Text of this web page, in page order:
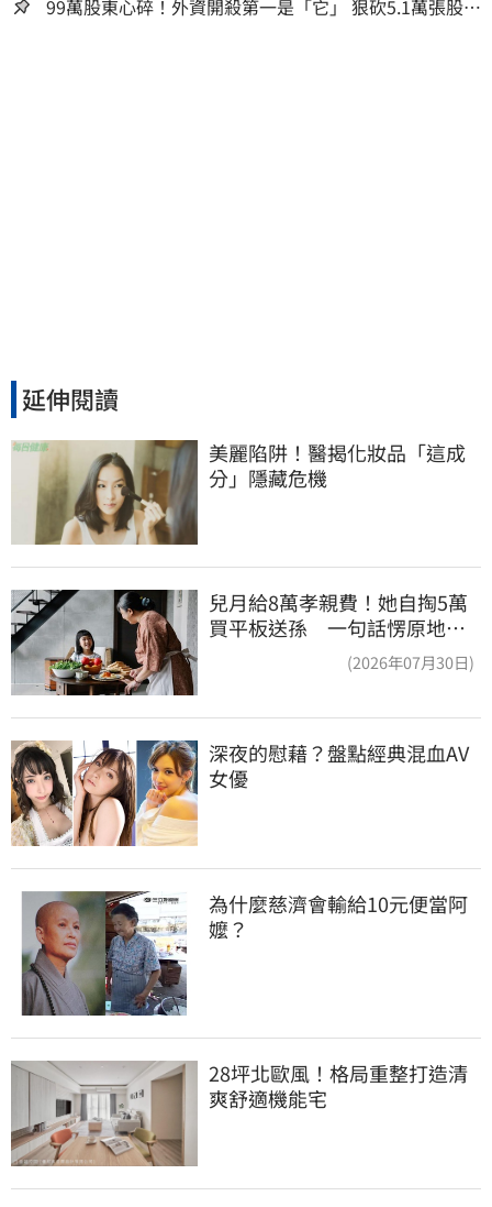
99萬股東心碎！外資開殺第一是「它」 狠砍5.1萬張股價
延伸閱讀
美麗陷阱！醫揭化妝品「這成
分」隱藏危機
兒月給8萬孝親費！她自掏5萬
買平板送孫 一句話愣原地
(2026年07月30日)
深夜的慰藉？盤點經典混血AV
女優
為什麼慈濟會輸給10元便當阿
嬤？
28坪北歐風！格局重整打造清
爽舒適機能宅